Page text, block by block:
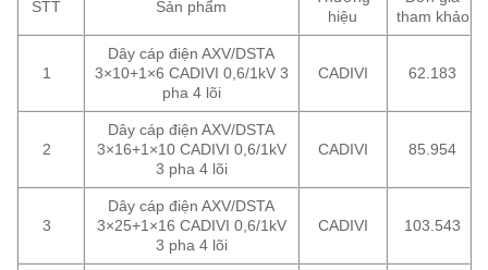
STT Sản phẩm
hiệu
tham khảo
1
Dây cáp điện AXV/DSTA
3×10+1×6 CADIVI 0,6/1kV 3
pha 4 lõi
CADIVI 62.183
2
Dây cáp điện AXV/DSTA
3×16+1×10 CADIVI 0,6/1kV
3 pha 4 lõi
CADIVI 85.954
3
Dây cáp điện AXV/DSTA
3×25+1×16 CADIVI 0,6/1kV
3 pha 4 lõi
CADIVI 103.543